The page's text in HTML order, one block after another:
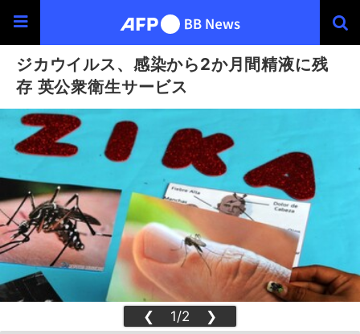
ジカウイルス、感染から2か月間精液に残
存 英公衆衛生サービス
❮ 1/2 ❯